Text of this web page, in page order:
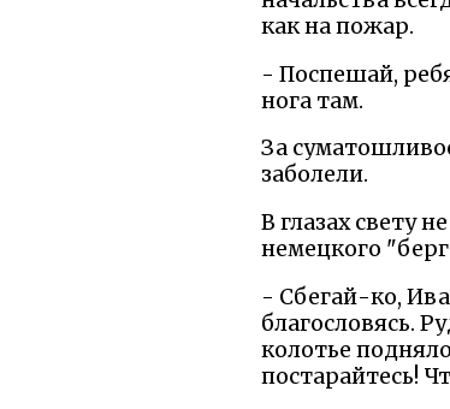
как на пожар.
- Поспешай,
нога там.
За
заболели.
В глазах свету
немецкого
- Сбегай-ко,
благословясь.
колотье
постарайтесь!